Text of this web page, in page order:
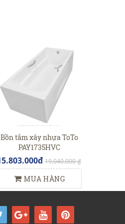
Bồn tắm xây nhựa ToTo
PAY1735HVC
19.040.000 ₫
MUA HÀNG